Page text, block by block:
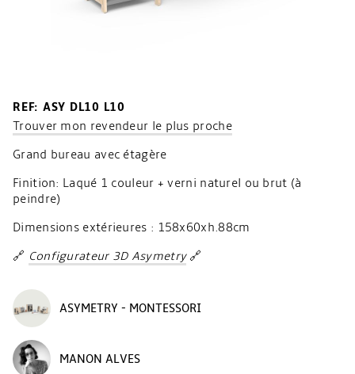
REF: ASY DL10 L10
Trouver mon revendeur le plus proche
Grand bureau avec étagère
Finition: Laqué 1 couleur + verni naturel ou brut (à
peindre)
Dimensions extérieures : 158x60xh.88cm
🔗 Configurateur 3D Asymetry 🔗
ASYMETRY - MONTESSORI
MANON ALVES